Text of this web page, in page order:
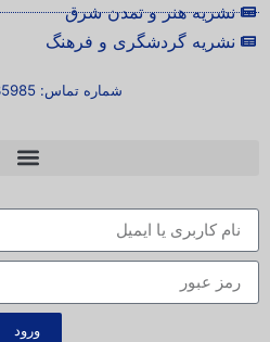
نشریه هنر و تمدن شرق
نشریه گردشگری و فرهنگ
شماره تماس: 66435985-021
ورود